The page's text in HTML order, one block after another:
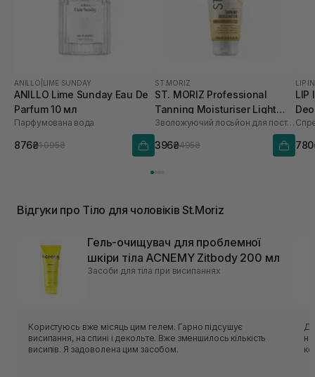
ANILLO LIME SUNDAY
ANILLO Lime Sunday Eau De
Parfum 10 мл
Парфумована вода
876₴1 095₴
ST.MORIZ
ST. MORIZ Professional
Tanning Moisturiser Light
200 мл
Зволожуючий лосьйон для поступової засмаги
396₴495₴
LIP
LIP
мл
Відгуки про Тіло для чоловіків St.Moriz
Гель-очищувач для проблемної
шкіри тіла ACNEMY Zitbody 200 мл
Засоби для тіла при висипаннях
Користуюсь вже місяць цим гелем. Гарно підсушує
висипання, на спині і декольте. Вже зменшилось кількість
висипів. Я задоволена цим засобом.